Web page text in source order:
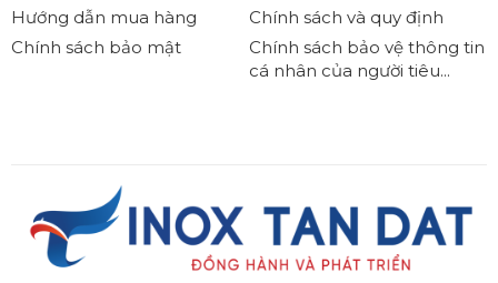
Hướng dẫn mua hàng
Chính sách bảo mật
Chính sách và quy định
Chính sách bảo vệ thông tin
cá nhân của người tiêu...